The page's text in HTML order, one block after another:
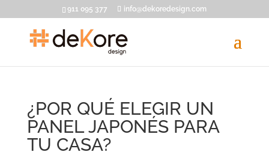
911 095 377 info@dekoredesign.com
¿POR QUÉ ELEGIR UN
PANEL JAPONÉS PARA
TU CASA?